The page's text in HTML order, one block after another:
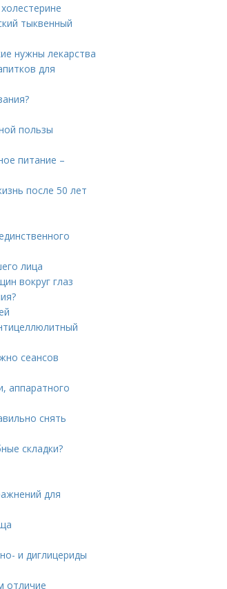
тыквенный
нужны лекарства
для
пользы
питание –
после 50 лет
лица
вокруг глаз
сеансов
аппаратного
снять
складки?
для
и диглицериды
отличие